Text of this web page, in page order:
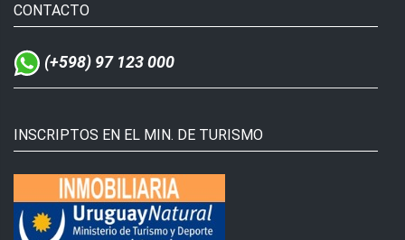
CONTACTO
(+598) 97 123 000
INSCRIPTOS EN EL MIN. DE TURISMO